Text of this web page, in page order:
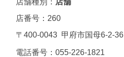
店舗種別： 店舗
店番号：260
〒400-0043 甲府市国母6-2-36
電話番号： 055-226-1821